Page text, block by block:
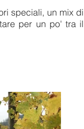
speciali, un mix di
per un po' tra il